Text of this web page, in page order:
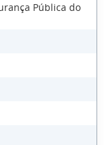
Pública do